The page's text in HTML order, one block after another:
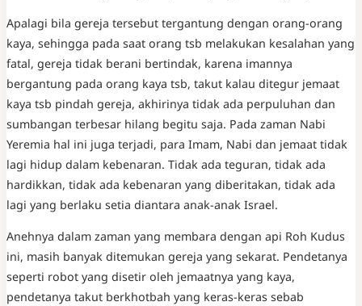
Apalagi bila gereja tersebut tergantung dengan orang-orang
kaya, sehingga pada saat orang tsb melakukan kesalahan yang
fatal, gereja tidak berani bertindak, karena imannya
bergantung pada orang kaya tsb, takut kalau ditegur jemaat
kaya tsb pindah gereja, akhirinya tidak ada perpuluhan dan
sumbangan terbesar hilang begitu saja. Pada zaman Nabi
Yeremia hal ini juga terjadi, para Imam, Nabi dan jemaat tidak
lagi hidup dalam kebenaran. Tidak ada teguran, tidak ada
hardikkan, tidak ada kebenaran yang diberitakan, tidak ada
lagi yang berlaku setia diantara anak-anak Israel.
Anehnya dalam zaman yang membara dengan api Roh Kudus
ini, masih banyak ditemukan gereja yang sekarat. Pendetanya
seperti robot yang disetir oleh jemaatnya yang kaya,
pendetanya takut berkhotbah yang keras-keras sebab